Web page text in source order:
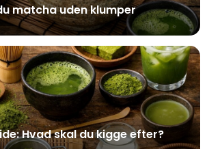
matcha uden klumper
Hvad skal du kigge efter?